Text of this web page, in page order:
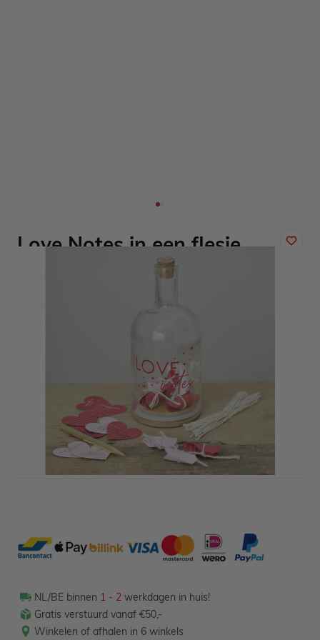
Love Notes in een flesje
Valentijnscadeau Ginger
Informeer mij wanneer dit product op voorraad is
13,99 Verpakt per 1 stuk
NL/BE binnen 1 - 2 werkdagen in huis!
Gratis verstuurd vanaf €50,-
Winkelen of afhalen in 6 winkels